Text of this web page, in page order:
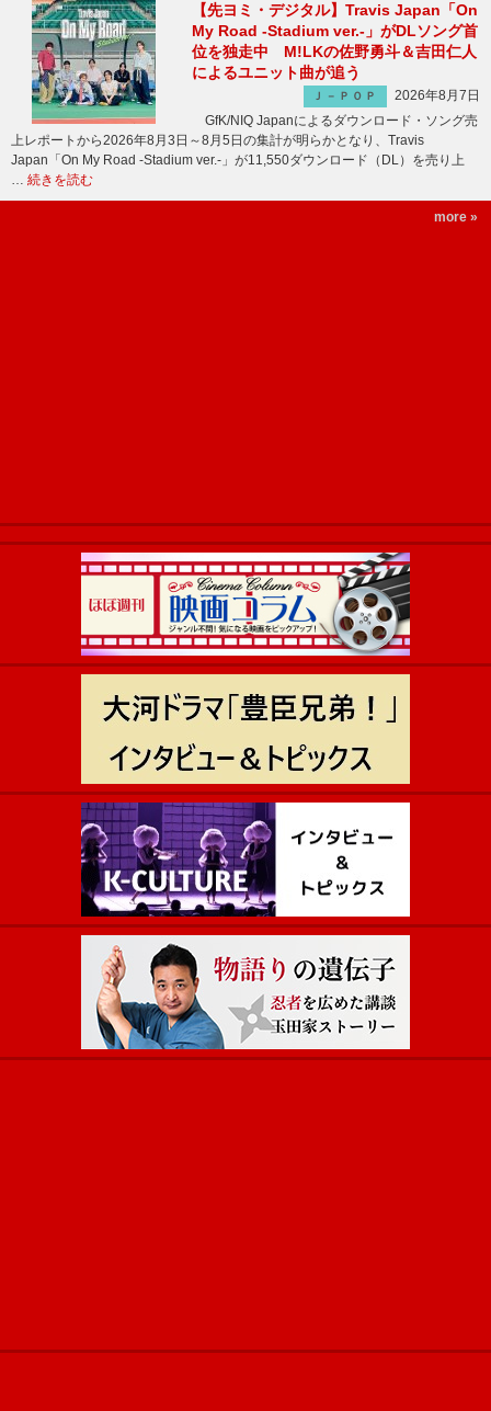
【先ヨミ・デジタル】Travis Japan「On
My Road -Stadium ver.-」がDLソング首
位を独走中 M!LKの佐野勇斗＆吉田仁人
によるユニット曲が追う
Ｊ－ＰＯＰ
2026年8月7日
GfK/NIQ Japanによるダウンロード・ソング売
上レポートから2026年8月3日～8月5日の集計が明らかとなり、Travis
Japan「On My Road -Stadium ver.-」が11,550ダウンロード（DL）を売り上
… 続きを読む
more »